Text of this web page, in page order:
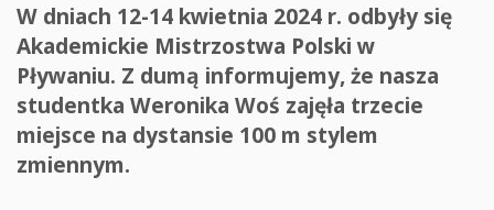
W dniach 12-14 kwietnia 2024 r. odbyły się
Akademickie Mistrzostwa Polski w
Pływaniu. Z dumą informujemy, że nasza
studentka Weronika Woś zajęła trzecie
miejsce na dystansie 100 m stylem
zmiennym.